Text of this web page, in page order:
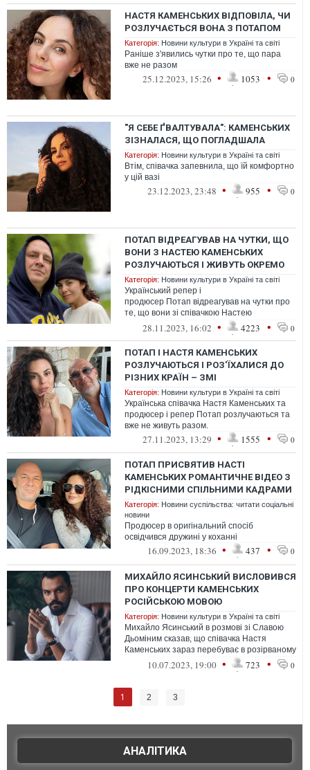
НАСТЯ КАМЕНСЬКИХ ВІДПОВІЛА, ЧИ
РОЗЛУЧАЄТЬСЯ ВОНА З ПОТАПОМ
Категорія: Новини культури в Україні та світі
Раніше з'явились чутки про те, що пара
вже не разом
25.12.2023, 15:26 • 1053 • 0
"Я СЕБЕ ҐВАЛТУВАЛА": КАМЕНСЬКИХ
ЗІЗНАЛАСЯ, ЩО ПОГЛАДШАЛА
Категорія: Новини культури в Україні та світі
Втім, співачка запевнила, що їй комфортно
у цій вазі
23.12.2023, 23:48 • 955 • 0
ПОТАП ВІДРЕАГУВАВ НА ЧУТКИ, ЩО
ВОНИ З НАСТЕЮ КАМЕНСЬКИХ
РОЗЛУЧАЮТЬСЯ І ЖИВУТЬ ОКРЕМО
Категорія: Новини культури в Україні та світі
Український репер і
продюсер Потап відреагував на чутки про
те, що вони зі співачкою Настею
Каменських розлучаються і живуть в різних
28.11.2023, 16:02 • 4223 • 0
ПОТАП І НАСТЯ КАМЕНСЬКИХ
РОЗЛУЧАЮТЬСЯ І РОЗ'ЇХАЛИСЯ ДО
РІЗНИХ КРАЇН – ЗМІ
Категорія: Новини культури в Україні та світі
Українська співачка Настя Каменських та
продюсер і репер Потап розлучаються та
вже не живуть разом.
27.11.2023, 13:29 • 1555 • 0
ПОТАП ПРИСВЯТИВ НАСТІ
КАМЕНСЬКИХ РОМАНТИЧНЕ ВІДЕО З
РІДКІСНИМИ СПІЛЬНИМИ КАДРАМИ
Категорія: Новини суспільства: читати соціальні
новини
Продюсер в оригінальний спосіб
освідчився дружині у коханні
16.09.2023, 18:36 • 437 • 0
МИХАЙЛО ЯСИНСЬКИЙ ВИСЛОВИВСЯ
ПРО КОНЦЕРТИ КАМЕНСЬКИХ
РОСІЙСЬКОЮ МОВОЮ
Категорія: Новини культури в Україні та світі
Михайло Ясинський в розмові зі Славою
Дьоміним сказав, що співачка Настя
Каменських зараз перебуває в розірваному
стані, тому не варто її хейтити за д...
10.07.2023, 19:00 • 723 • 0
1 2 3
АНАЛІТИКА